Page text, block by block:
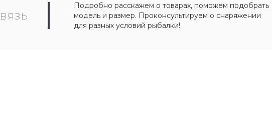
Подробно расскажем о товарах, поможем подобрать
модель и размер. Проконсультируем о снаряжении
для разных условий рыбалки!